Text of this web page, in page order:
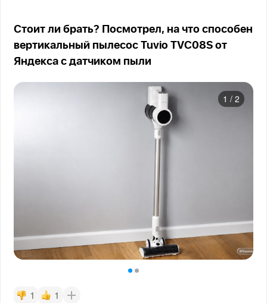
Стоит ли брать? Посмотрел, на что способен
вертикальный пылесос Tuvio TVC08S от
Яндекса с датчиком пыли
1 / 2
1 1